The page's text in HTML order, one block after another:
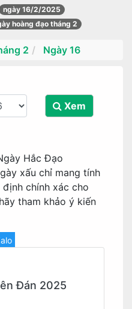
ngày 16/2/2025
hoàng đạo tháng 2
2 Ngày 16
Xem
Hắc Đạo
xấu chỉ mang tính
chính xác cho
tham khảo ý kiến
Đán 2025